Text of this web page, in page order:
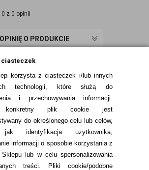
ciasteczek
korzysta z ciasteczek i/lub innych
technologii, które służą do
i przechowywania informacji.
konkretny plik cookie jest
do określonego celu lub celów,
identyfikacja użytkownika,
informacji o sposobie korzystania z
Sklepu lub w celu spersonalizowania
treści.
Pliki cookie/podobne
0 z 0 opinii
O PRODUKCIE
KONTAKTOWE